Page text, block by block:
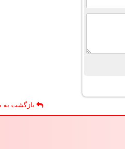
بازگشت به